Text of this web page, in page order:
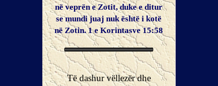
në veprën e Zotit, duke e ditur
se mundi juaj nuk është i kotë
në Zotin. 1 e Korintasve 15:58
Të dashur vëllezër dhe